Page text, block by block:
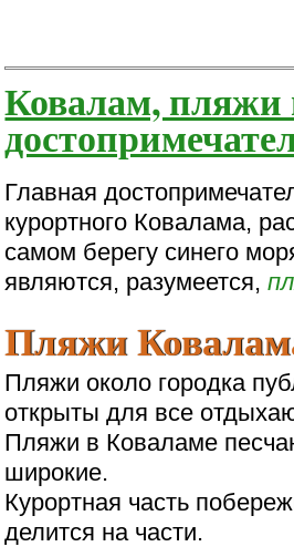
Ковалам, пляжи
Главная
курортного Ковалама,
самом берегу синего
являются, разумеется,
Пляжи
Пляжи около городка
открыты для все
Пляжи в Коваламе
широкие.
Курортная часть
делится на части.